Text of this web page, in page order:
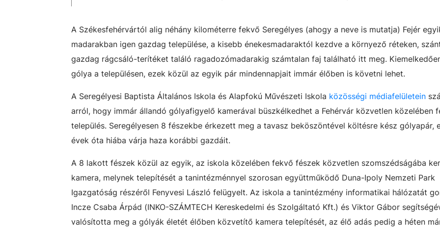
A Székesfehérvártól alig néhány kilométerre fekvő Seregélyes (ahogy a neve is mutatja) Fejér
madarakban igen gazdag települése, a kisebb énekesmadaraktól kezdve a környező réteken,
gazdag rágcsáló-terítéket találó ragadozómadarakig számtalan faj található itt meg.
gólya a településen, ezek közül az egyik pár mindennapjait immár élőben is követni lehet.
A Seregélyesi Baptista Általános Iskola és Alapfokú Művészeti Iskola közösségi médiafelületein
arról, hogy immár állandó gólyafigyelő kamerával büszkélkedhet a Fehérvár közvetlen közelében
település. Seregélyesen 8 fészekbe érkezett meg a tavasz beköszöntével költésre kész gólyapár,
évek óta hiába várja haza korábbi gazdáit.
A 8 lakott fészek közül az egyik, az iskola közelében fekvő fészek közvetlen szomszédságába
kamera, melynek telepítését a tanintézménnyel szorosan együttműködő Duna-Ipoly Nemzeti Park
Igazgatóság részéről Fenyvesi László felügyelt. Az iskola a tanintézmény informatikai hálózatát
Incze Csaba Árpád (INKO-SZÁMTECH Kereskedelmi és Szolgáltató Kft.) és Viktor Gábor
valósította meg a gólyák életét élőben közvetítő kamera telepítését, az élő adás pedig a héten